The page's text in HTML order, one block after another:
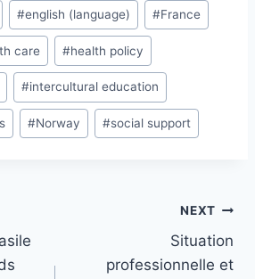
#english (language) #France
care #health policy
#intercultural education
#Norway #social support
NEXT
Situation
professionnelle et